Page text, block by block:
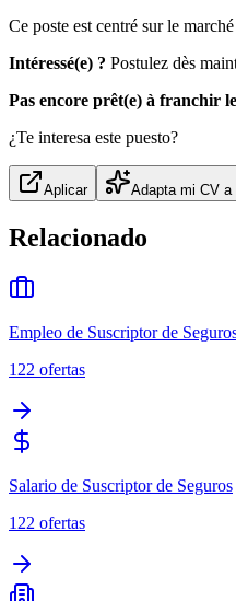
Ce poste est centré sur le
Intéressé(e) ? Postulez dès
Pas encore prêt(e) à franchir
¿Te interesa este puesto?
Aplicar Adapta mi CV a
Relacionado
Empleo de Suscriptor de
122 ofertas
Salario de Suscriptor de Seguros
122 ofertas